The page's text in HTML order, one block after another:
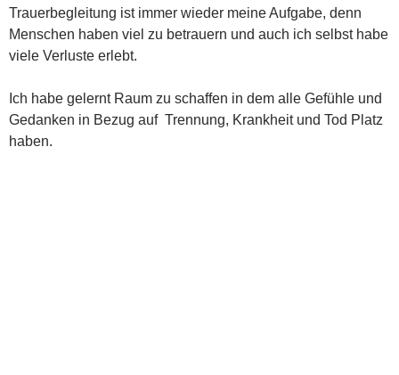
Trauerbegleitung ist immer wieder meine Aufgabe, denn
Menschen haben viel zu betrauern und auch ich selbst habe
viele Verluste erlebt.
Ich habe gelernt Raum zu schaffen in dem alle Gefühle und
Gedanken in Bezug auf Trennung, Krankheit und Tod Platz
haben.